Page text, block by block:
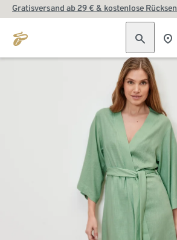
Gratisversand ab 29 € & kostenlose